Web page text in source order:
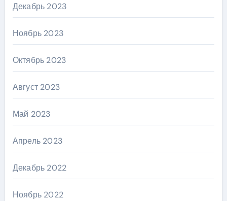
Декабрь 2023
Ноябрь 2023
Октябрь 2023
Август 2023
Май 2023
Апрель 2023
Декабрь 2022
Ноябрь 2022